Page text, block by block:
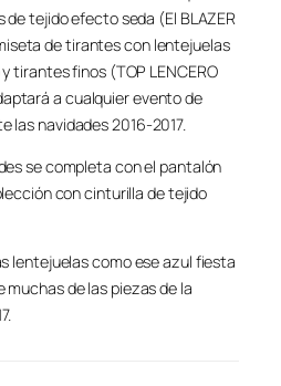
tejido efecto seda (El BLAZER
de tirantes con lentejuelas
tirantes finos (TOP LENCERO
a cualquier evento de
las navidades 2016-2017.
se completa con el pantalón
con cinturilla de tejido
lentejuelas como ese azul fiesta
muchas de las piezas de la